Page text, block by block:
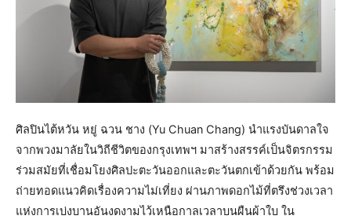
ศิลปินไต้หวัน หยู่ ฉวน ชาง (Yu Chuan Chang) นำแรงบันดาลใจ
จากพวงมาลัยในวิถีชีวิตของกรุงเทพฯ มาสร้างสรรค์เป็นจิตรกรรม
ร่วมสมัยที่เชื่อมโยงศิลปะตะวันออกและตะวันตกเข้าด้วยกัน พร้อม
ถ่ายทอดแนวคิดเรื่องความไม่เที่ยง ผ่านภาพดอกไม้ที่ตรึงช่วงเวลา
แห่งการเบ่งบานอันงดงามไว้เหนือกาลเวลาบนผืนผ้าใบ ใน